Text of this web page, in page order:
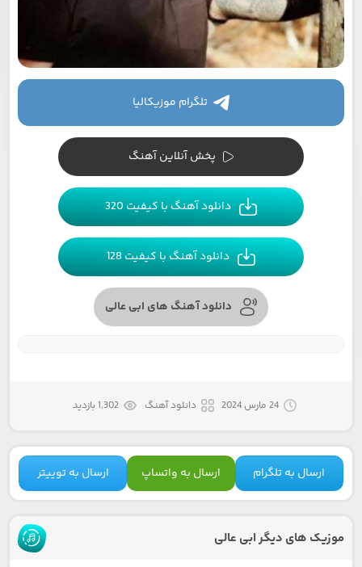
تلگرام موزیکالیا
پخش آنلاین آهنگ
دانلود آهنگ با کیفیت 320
دانلود آهنگ با کیفیت 128
دانلود آهنگ های ابی عالی
24 مارس 2024 دانلود آهنگ 1,302 بازدید
ارسال به تلگرام ارسال به واتساپ ارسال به توییتر
موزیک های دیگر ابی عالی